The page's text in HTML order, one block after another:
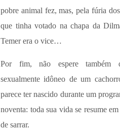
pobre animal fez, mas, pela fúria
que tinha votado na chapa da
Temer era o vice…
Por fim, não espere também
sexualmente idôneo de um
parece ter nascido durante um
noventa: toda sua vida se resume
de sarrar.